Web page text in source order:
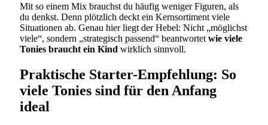
Mit so einem Mix brauchst du häufig weniger Figuren, als
du denkst. Denn plötzlich deckt ein Kernsortiment viele
Situationen ab. Genau hier liegt der Hebel: Nicht „möglichst
viele“, sondern „strategisch passend“ beantwortet wie viele
Tonies braucht ein Kind wirklich sinnvoll.
Praktische Starter-Empfehlung: So
viele Tonies sind für den Anfang
ideal